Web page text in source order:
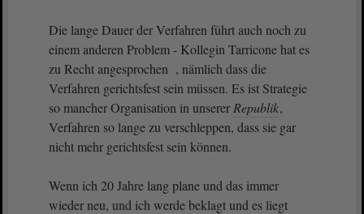
Die lange Dauer der Verfahren führt auch noch zu
einem anderen Problem - Kollegin Tarricone hat es
zu Recht angesprochen , nämlich dass die
Verfahren gerichtsfest sein müssen. Es ist Strategie
so mancher Organisation in unserer Republik,
Verfahren so lange zu verschleppen, dass sie gar
nicht mehr gerichtsfest sein können.
Wenn ich 20 Jahre lang plane und das immer
wieder neu, und ich werde beklagt und es liegt